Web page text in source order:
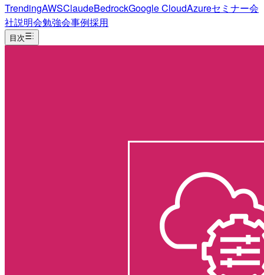
TrendingAWSClaudeBedrockGoogle CloudAzureセミナー会
社説明会勉強会事例採用
目次